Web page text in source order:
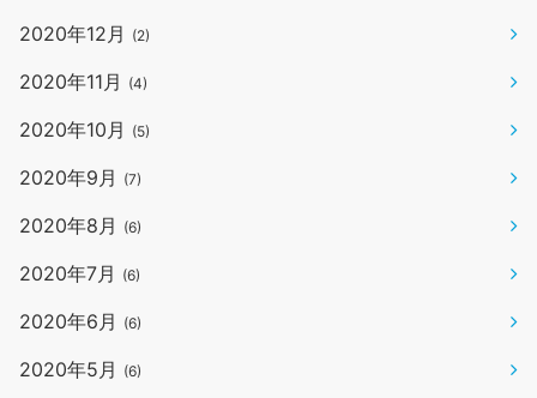
2020年12月 (2)
2020年11月 (4)
2020年10月 (5)
2020年9月 (7)
2020年8月 (6)
2020年7月 (6)
2020年6月 (6)
2020年5月 (6)